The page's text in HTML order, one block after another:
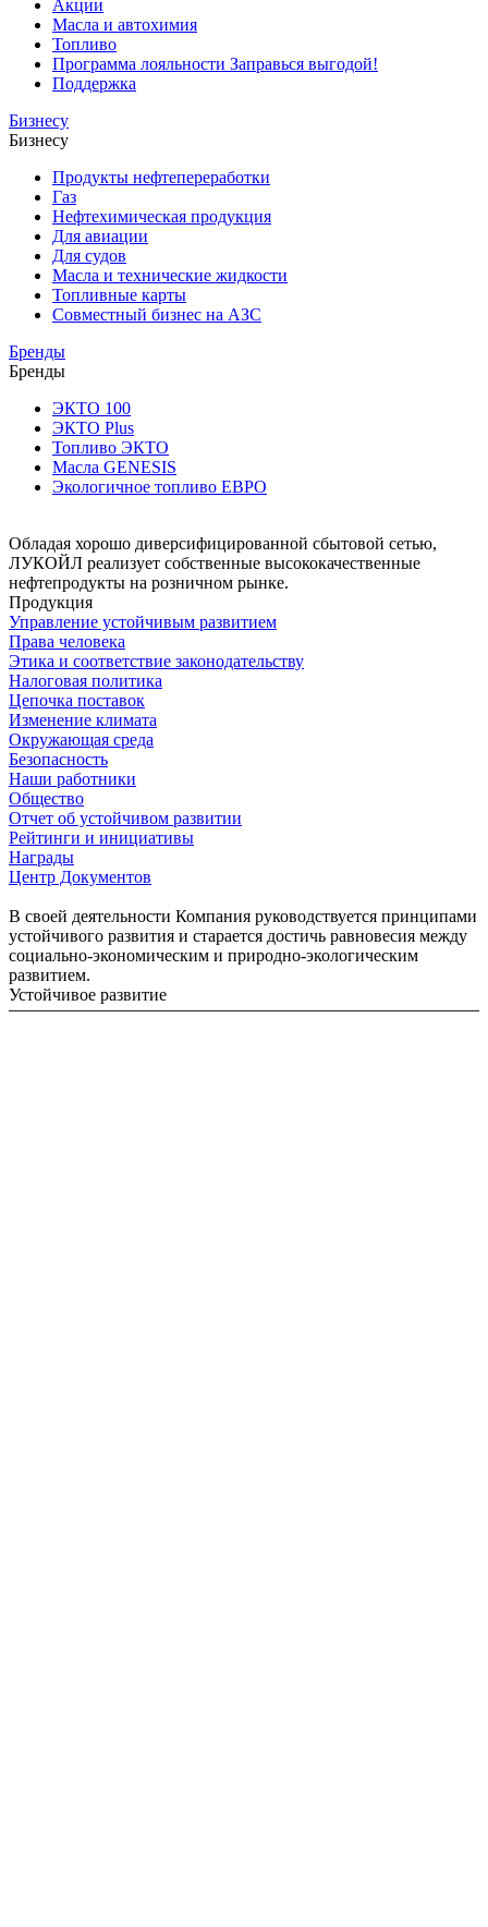
Акции
Масла и автохимия
Топливо
Программа лояльности Заправься выгодой!
Поддержка
Бизнесу
Бизнесу
Продукты нефтепереработки
Газ
Нефтехимическая продукция
Для авиации
Для судов
Масла и технические жидкости
Топливные карты
Совместный бизнес на АЗС
Бренды
Бренды
ЭКТО 100
ЭКТО Plus
Топливо ЭКТО
Масла GENESIS
Экологичное топливо ЕВРО
Обладая хорошо диверсифицированной сбытовой сетью,
ЛУКОЙЛ реализует собственные высококачественные
нефтепродукты на розничном рынке.
Продукция
Управление устойчивым развитием
Права человека
Этика и соответствие законодательству
Налоговая политика
Цепочка поставок
Изменение климата
Окружающая среда
Безопасность
Наши работники
Общество
Отчет об устойчивом развитии
Рейтинги и инициативы
Награды
Центр Документов
В своей деятельности Компания руководствуется принципами
устойчивого развития и старается достичь равновесия между
социально-экономическим и природно-экологическим
развитием.
Устойчивое развитие